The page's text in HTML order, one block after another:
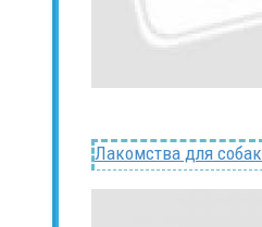
Лакомства для собак